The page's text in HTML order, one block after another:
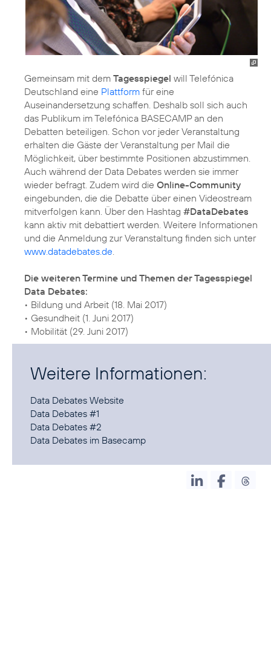
Gemeinsam mit dem Tagesspiegel will Telefónica
Deutschland eine Plattform für eine
Auseinandersetzung schaffen. Deshalb soll sich auch
das Publikum im Telefónica BASECAMP an den
Debatten beteiligen. Schon vor jeder Veranstaltung
erhalten die Gäste der Veranstaltung per Mail die
Möglichkeit, über bestimmte Positionen abzustimmen.
Auch während der Data Debates werden sie immer
wieder befragt. Zudem wird die Online-Community
eingebunden, die die Debatte über einen Videostream
mitverfolgen kann. Über den Hashtag #DataDebates
kann aktiv mit debattiert werden. Weitere Informationen
und die Anmeldung zur Veranstaltung finden sich unter
www.datadebates.de.
Die weiteren Termine und Themen der Tagesspiegel
Data Debates:
• Bildung und Arbeit (18. Mai 2017)
• Gesundheit (1. Juni 2017)
• Mobilität (29. Juni 2017)
Weitere Informationen:
Data Debates Website
Data Debates #1
Data Debates #2
Data Debates im Basecamp